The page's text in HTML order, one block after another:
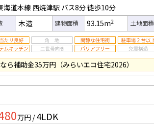
海道本線 西焼津駅 バス8分徒歩10分
木造 建物面積 93.15m2 土地面積
ら補助金35万円（みらいエコ住宅2026）
万円 / 4LDK